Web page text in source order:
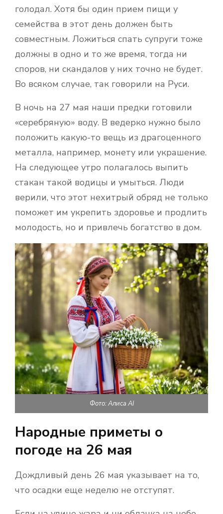
голодал. Хотя бы один прием пищи у
семейства в этот день должен быть
совместным. Ложиться спать супруги тоже
должны в одно и то же время, тогда ни
споров, ни скандалов у них точно не будет.
Во всяком случае, так говорили на Руси.
В ночь на 27 мая наши предки готовили
«серебряную» воду. В ведерко нужно было
положить какую-то вещь из драгоценного
металла, например, монету или украшение.
На следующее утро полагалось выпить
стакан такой водицы и умыться. Люди
верили, что этот нехитрый обряд не только
поможет им укрепить здоровье и продлить
молодость, но и привлечь богатство в дом.
Фото: Алиса AI
Народные приметы о
погоде на 26 мая
Дождливый день 26 мая указывает на то,
что осадки еще неделю не отступят.